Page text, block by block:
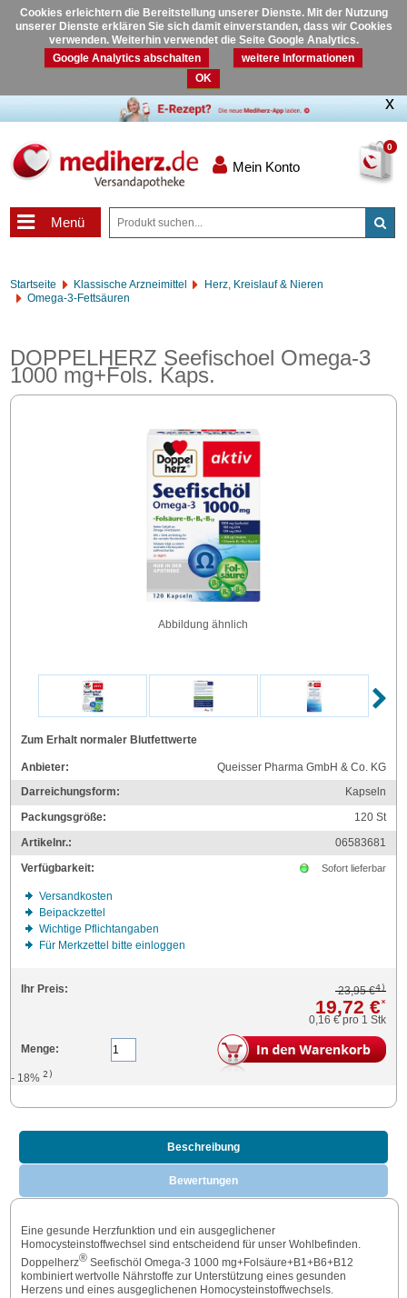
Cookies erleichtern die Bereitstellung unserer Dienste. Mit der Nutzung
unserer Dienste erklären Sie sich damit einverstanden, dass wir Cookies
verwenden. Weiterhin verwendet die Seite Google Analytics.
Google Analytics abschalten
weitere Informationen
OK
0
Mein Konto
Menü
Startseite Klassische Arzneimittel
Herz, Kreislauf & Nieren
Omega-3-Fettsäuren
DOPPELHERZ Seefischoel Omega-3
1000 mg+Fols. Kaps.
Abbildung ähnlich
Zum Erhalt normaler Blutfettwerte
Anbieter:
Queisser Pharma GmbH & Co. KG
Darreichungsform:
Kapseln
Packungsgröße:
120St
Artikelnr.:
06583681
Verfügbarkeit:
Sofort lieferbar
Versandkosten
Beipackzettel
Wichtige Pflichtangaben
Für Merkzettel bitte einloggen
Ihr Preis: 23,95 €4)
19,72 €*
0,16 €pro 1 Stk
Menge:
- 18%2)
Beschreibung
Bewertungen
Eine gesunde Herzfunktion und ein ausgeglichener
Homocysteinstoffwechsel sind entscheidend für unser Wohlbefinden.
Doppelherz®Seefischöl Omega-3 1000 mg+Folsäure+B1+B6+B12
kombiniert wertvolle Nährstoffe zur Unterstützung eines gesunden
Herzens und eines ausgeglichenen Homocysteinstoffwechsels.